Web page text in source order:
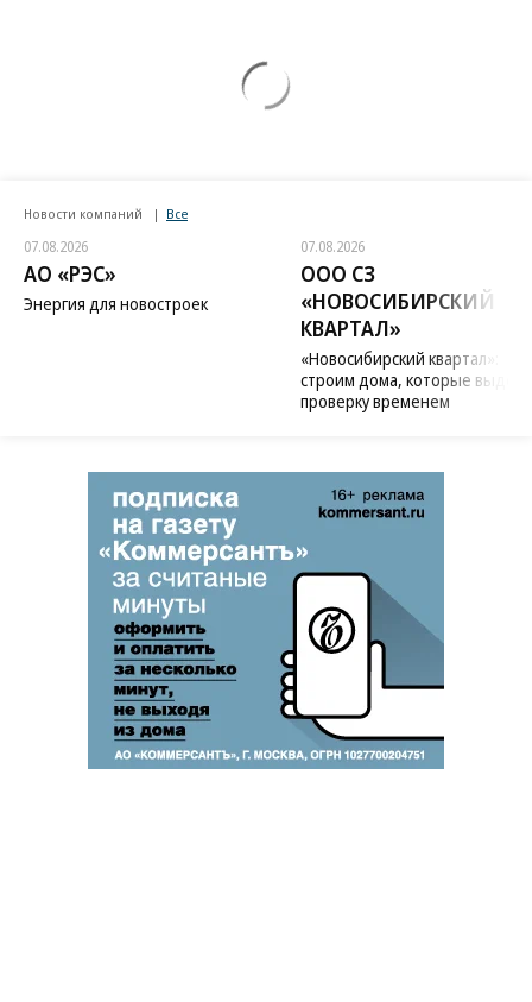
Новости компаний Все
07.08.2026
АО «РЭС»
Энергия для новостроек
07.08.2026
ООО СЗ
«НОВОСИБИРСКИЙ
КВАРТАЛ»
«Новосибирский квартал»:
строим дома, которые
проверку временем